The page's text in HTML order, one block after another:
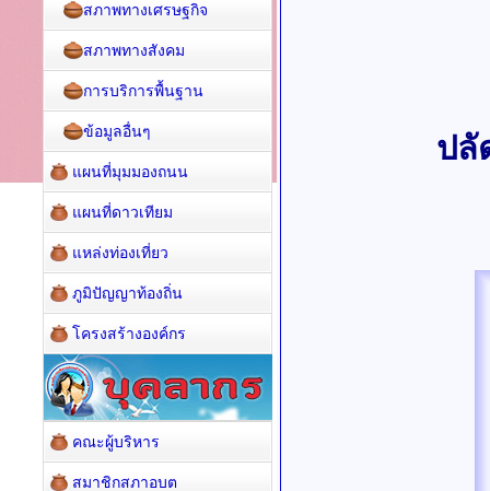
ปลั
สภาพทางเศรษฐกิจ
สภาพทางสังคม
การบริการพื้นฐาน
ข้อมูลอื่นๆ
แผนที่มุมมองถนน
แผนที่ดาวเทียม
แหล่งท่องเที่ยว
ภูมิปัญญาท้องถิ่น
โครงสร้างองค์กร
คณะผู้บริหาร
สมาชิกสภาอบต